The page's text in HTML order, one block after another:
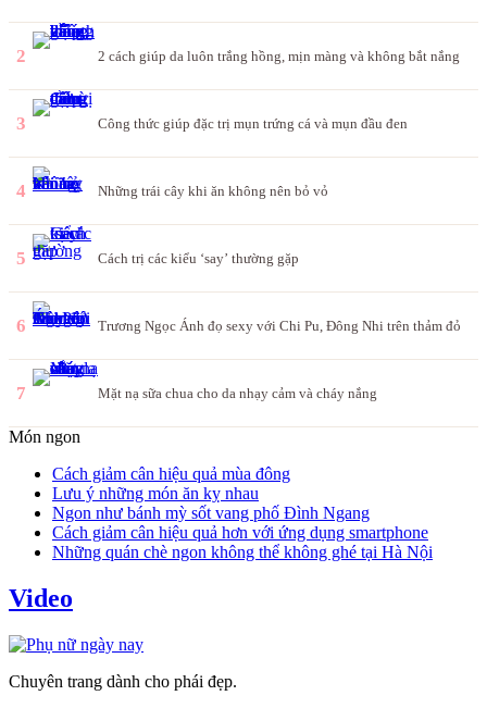
2 2 cách giúp da luôn trắng hồng, mịn màng và không bắt nắng
3 Công thức giúp đặc trị mụn trứng cá và mụn đầu đen
4 Những trái cây khi ăn không nên bỏ vỏ
5 Cách trị các kiểu ‘say’ thường gặp
6 Trương Ngọc Ánh đọ sexy với Chi Pu, Đông Nhi trên thảm đỏ
7 Mặt nạ sữa chua cho da nhạy cảm và cháy nắng
Món ngon
Cách giảm cân hiệu quả mùa đông
Lưu ý những món ăn kỵ nhau
Ngon như bánh mỳ sốt vang phố Đình Ngang
Cách giảm cân hiệu quả hơn với ứng dụng smartphone
Những quán chè ngon không thể không ghé tại Hà Nội
Video
Chuyên trang dành cho phái đẹp.